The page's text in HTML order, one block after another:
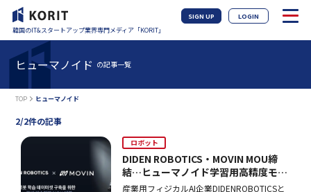
韓国のIT&スタートアップ業界専門メディア「KORIT」
SIGN UP LOGIN
ヒューマノイド の記事一覧
TOP ヒューマノイド
2/2件の記事
ロボット
DIDEN ROBOTICS・MOVIN MOU締
結…ヒューマノイド学習用高精度モー
ションデータセットを共同構築
産業用フィジカルAI企業DIDENROBOTICSと